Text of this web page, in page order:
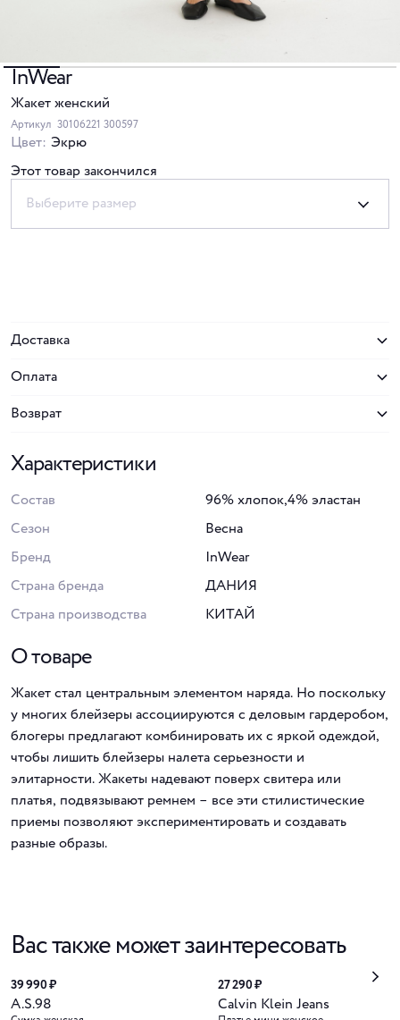
InWear
Жакет женский
Артикул 30106221 300597
Цвет: Экрю
Этот товар закончился
Выберите размер
Доставка
Оплата
Возврат
Характеристики
Состав
96% хлопок,4% эластан
Сезон
Весна
Бренд
InWear
Страна бренда
ДАНИЯ
Страна производства
КИТАЙ
О товаре
Жакет стал центральным элементом наряда. Но поскольку
у многих блейзеры ассоциируются с деловым гардеробом,
блогеры предлагают комбинировать их с яркой одеждой,
чтобы лишить блейзеры налета серьезности и
элитарности. Жакеты надевают поверх свитера или
платья, подвязывают ремнем – все эти стилистические
приемы позволяют экспериментировать и создавать
разные образы.
Вас также может заинтересовать
39 990 ₽
A.S.98
27 290 ₽
Calvin Klein Jeans